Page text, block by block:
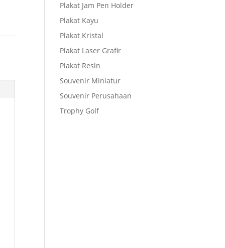
Plakat Jam Pen Holder
Plakat Kayu
Plakat Kristal
Plakat Laser Grafir
Plakat Resin
Souvenir Miniatur
Souvenir Perusahaan
Trophy Golf